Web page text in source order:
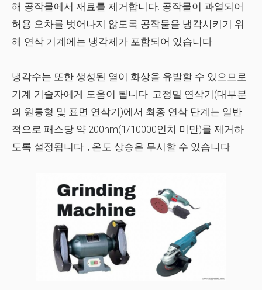
해 공작물에서 재료를 제거합니다. 공작물이 과열되어
허용 오차를 벗어나지 않도록 공작물을 냉각시키기 위
해 연삭 기계에는 냉각제가 포함되어 있습니다.
냉각수는 또한 생성된 열이 화상을 유발할 수 있으므로
기계 기술자에게 도움이 됩니다. 고정밀 연삭기(대부분
의 원통형 및 표면 연삭기)에서 최종 연삭 단계는 일반
적으로 패스당 약 200nm(1/10000인치 미만)를 제거하
도록 설정됩니다. , 온도 상승은 무시할 수 있습니다.